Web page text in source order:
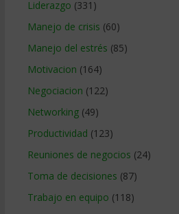
Liderazgo (331)
Manejo de crisis (60)
Manejo del estrés (85)
Motivacion (164)
Negociacion (122)
Networking(49)
Productividad (123)
Reuniones de negocios (24)
Toma de decisiones (87)
Trabajo en equipo (118)